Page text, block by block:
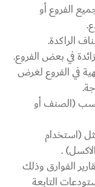
الفروع أو
الراكدة.
في بعض الفروع.
في الفروع لغرض
(الصنف أو
(استخدام
.
الفوارق وذلك
التابعة